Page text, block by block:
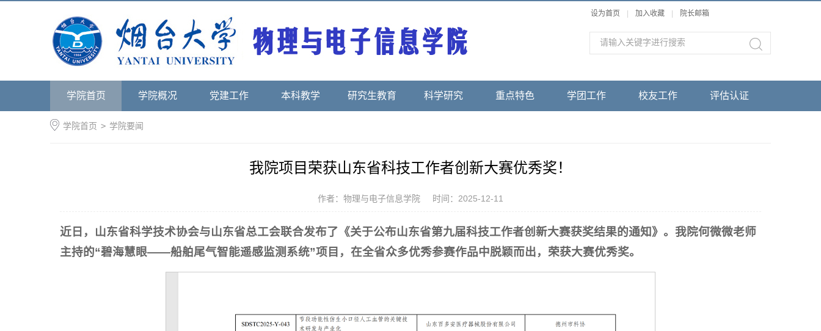
设为首页 加入收藏 院长邮箱
学院首页 学院概况 党建工作 本科教学 研究生教育 科学研究 重点特色 学团工作 校友工作 评估认证
学院首页 > 学院要闻
我院项目荣获山东省科技工作者创新大赛优秀奖！
作者：物理与电子信息学院 时间：2025-12-11
近日，山东省科学技术协会与山东省总工会联合发布了《关于公布山东省第九届科技工作者创新大赛获奖结果的通知》。我院何微微老师
主持的“碧海慧眼——船舶尾气智能遥感监测系统”项目，在全省众多优秀参赛作品中脱颖而出，荣获大赛优秀奖。